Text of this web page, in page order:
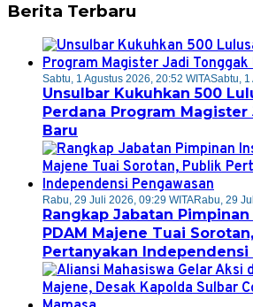
Berita Terbaru
Sabtu, 1 Agustus 2026, 20:52 WITASabtu, 1
Unsulbar Kukuhkan 500
Perdana Program
Baru
Rabu, 29 Juli 2026, 09:29 WITARabu, 29
Rangkap Jabatan
PDAM Majene Tuai
Pertanyakan Independensi